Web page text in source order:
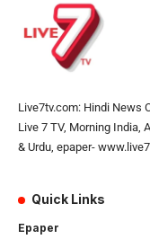
Live7tv.com: Hindi News
Live 7 TV, Morning India,
& Urdu, epaper-
Quick Links
Epaper